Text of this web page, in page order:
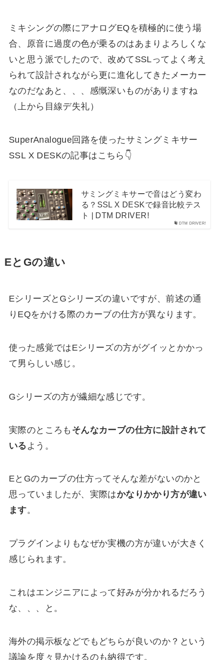
ミキシングの際にアナログEQを積極的に使う場
合、原音に過度の色が乗るのはあまりよろしくな
いと思う派でしたので、改めてSSLってよく考え
られて設計されながら更に進化してきたメーカー
なのだなあと、、、感慨深いものがありますね
（上から目線デ失礼）
SuperAnalogue回路を使ったサミングミキサー
SSL X DESKの記事はこちら👇
DTM DRIVER!
サミングミキサーで音はどう変わ
る？SSL X DESKで録音比較テス
ト | DTM DRIVER!
EとGの違い
EシリーズとGシリーズの違いですが、前述の通
りEQをかける際のカーブの仕方が異なります。
使った感覚ではEシリーズの方がグイッとかかっ
て男らしい感じ。
Gシリーズの方が繊細な感じです。
実際のところも そんなカーブの仕方に設計されて
いる よう。
EとGのカーブの仕方ってそんな差がないのかと
思っていましたが、実際はかなりかかり方が違い
ます。
プラグインよりもなぜか実機の方が違いが大きく
感じられます。
これはエンジニアによって好みが分かれるだろう
な、、、と。
海外の掲示板などでもどちらが良いのか？という
議論を度々見かけるのも納得です。